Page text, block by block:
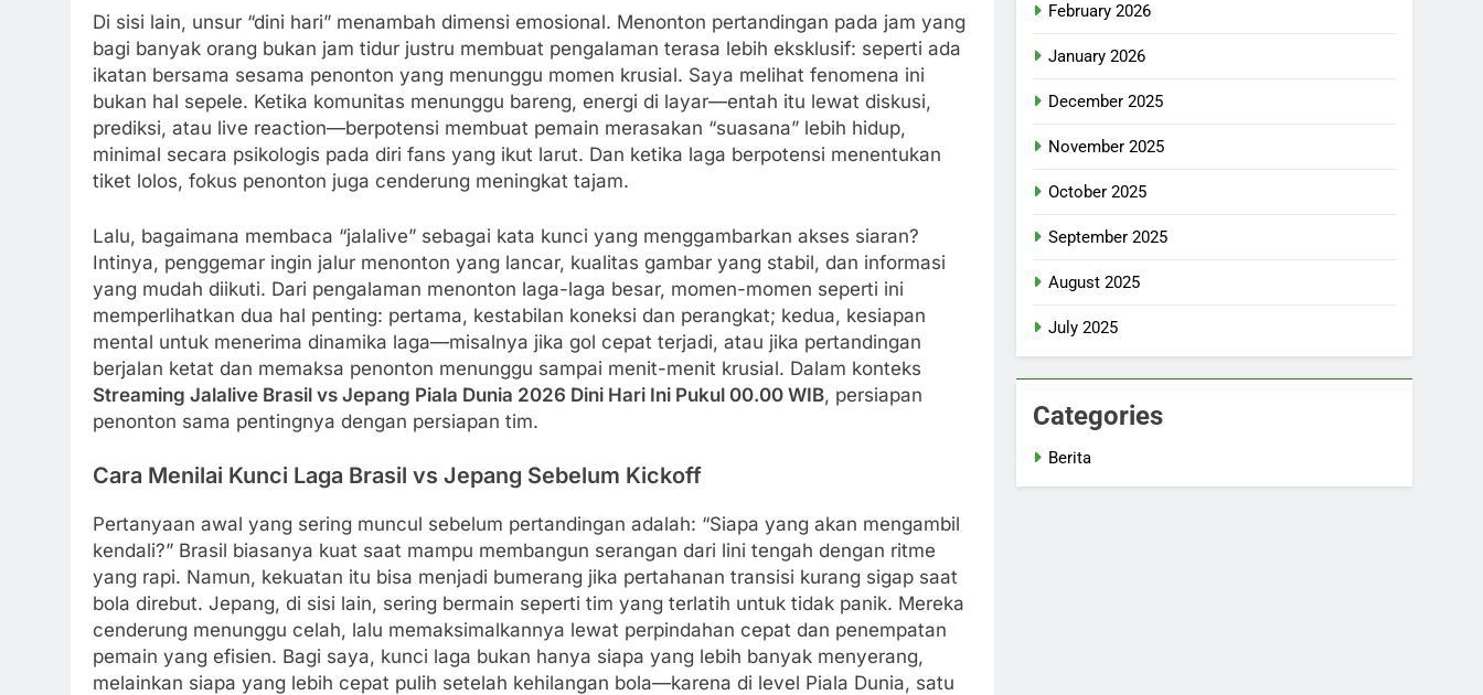
Di sisi lain, unsur “dini hari” menambah dimensi emosional. Menonton pertandingan pada jam yang
bagi banyak orang bukan jam tidur justru membuat pengalaman terasa lebih eksklusif: seperti ada
ikatan bersama sesama penonton yang menunggu momen krusial. Saya melihat fenomena ini
bukan hal sepele. Ketika komunitas menunggu bareng, energi di layar—entah itu lewat diskusi,
prediksi, atau live reaction—berpotensi membuat pemain merasakan “suasana” lebih hidup,
minimal secara psikologis pada diri fans yang ikut larut. Dan ketika laga berpotensi menentukan
tiket lolos, fokus penonton juga cenderung meningkat tajam.
Lalu, bagaimana membaca “jalalive” sebagai kata kunci yang menggambarkan akses siaran?
Intinya, penggemar ingin jalur menonton yang lancar, kualitas gambar yang stabil, dan informasi
yang mudah diikuti. Dari pengalaman menonton laga-laga besar, momen-momen seperti ini
memperlihatkan dua hal penting: pertama, kestabilan koneksi dan perangkat; kedua, kesiapan
mental untuk menerima dinamika laga—misalnya jika gol cepat terjadi, atau jika pertandingan
berjalan ketat dan memaksa penonton menunggu sampai menit-menit krusial. Dalam konteks
Streaming Jalalive Brasil vs Jepang Piala Dunia 2026 Dini Hari Ini Pukul 00.00 WIB, persiapan
penonton sama pentingnya dengan persiapan tim.
Cara Menilai Kunci Laga Brasil vs Jepang Sebelum Kickoff
Pertanyaan awal yang sering muncul sebelum pertandingan adalah: “Siapa yang akan mengambil
kendali?” Brasil biasanya kuat saat mampu membangun serangan dari lini tengah dengan ritme
yang rapi. Namun, kekuatan itu bisa menjadi bumerang jika pertahanan transisi kurang sigap saat
bola direbut. Jepang, di sisi lain, sering bermain seperti tim yang terlatih untuk tidak panik. Mereka
cenderung menunggu celah, lalu memaksimalkannya lewat perpindahan cepat dan penempatan
pemain yang efisien. Bagi saya, kunci laga bukan hanya siapa yang lebih banyak menyerang,
melainkan siapa yang lebih cepat pulih setelah kehilangan bola—karena di level Piala Dunia, satu
February 2026
January 2026
December 2025
November 2025
October 2025
September 2025
August 2025
July 2025
Categories
Berita